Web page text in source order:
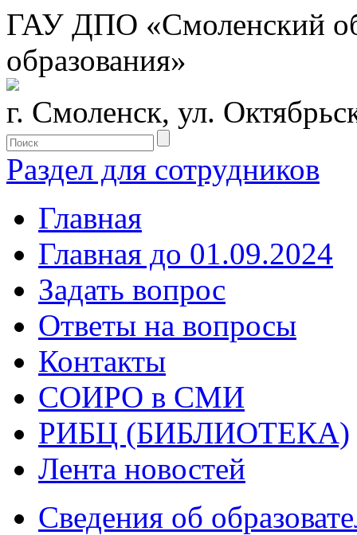
ГАУ ДПО «Смоленский
образования»
г. Смоленск, ул.
Раздел для сотрудников
Главная
Главная до 01.09.2024
Задать вопрос
Ответы на вопросы
Контакты
СОИРО в СМИ
РИБЦ (БИБЛИОТЕКА)
Лента новостей
Сведения об